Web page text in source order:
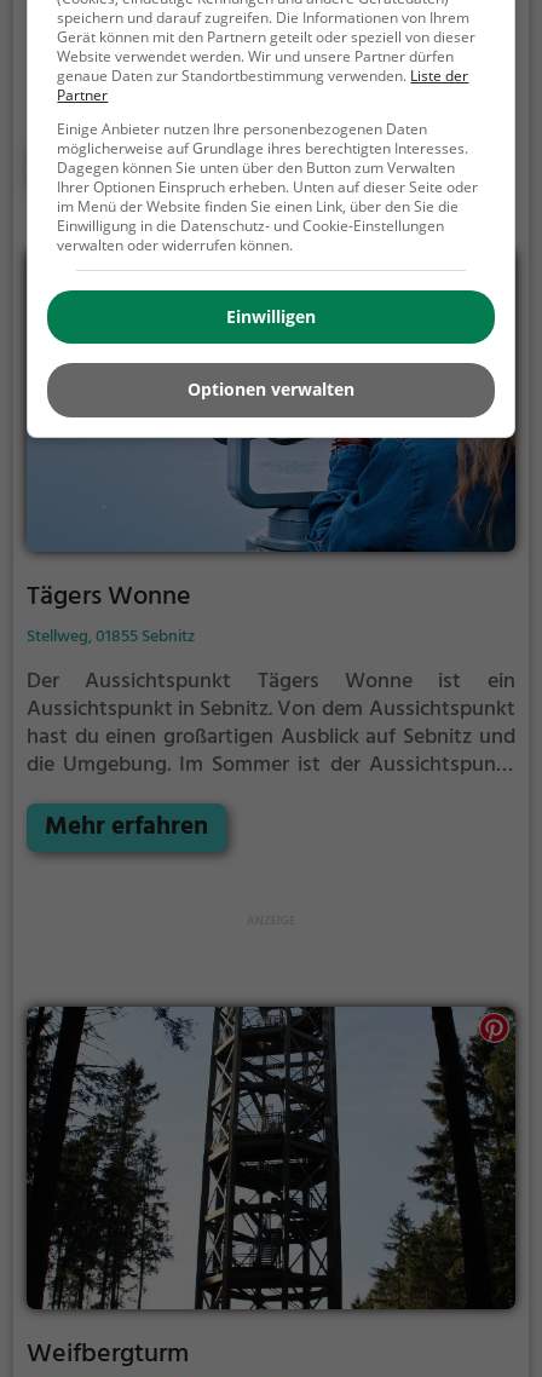
Der Aussichtspunkt Wüsterbe ist ein
Aussichtspunkt in Sebnitz.Von dem Aussichtspunkt
hast du einen großartigen Ausblick auf Sebnitz und
die Umgebung.
Wüsterbe ein schönes Ausflugsziel für
Familienausflüge, Wanderungen oder zum
Picknicken und lockt an warmen und sonnigen
Tagen viele Besucher aus der Region an.
Mehr erfahren
Tägers Wonne
Stellweg, 01855 Sebnitz
Der Aussichtspunkt Tägers Wonne ist ein
Aussichtspunkt in Sebnitz.Von dem Aussichtspunkt
hast du einen großartigen Ausblick auf Sebnitz und
die Umgebung. Im Sommer ist der Aussichtspunkt
Familienausflüge, Wanderungen oder zum
Picknicken und lockt an warmen und sonnigen
Mehr erfahren
Weifbergturm
speichern und darauf zugreifen. Die Informationen von Ihrem
Gerät können mit den Partnern geteilt oder speziell von dieser
Website verwendet werden. Wir und unsere Partner dürfen
genaue Daten zur Standortbestimmung verwenden. Liste der
Partner
Einige Anbieter nutzen Ihre personenbezogenen Daten
möglicherweise auf Grundlage ihres berechtigten Interesses.
Dagegen können Sie unten über den Button zum Verwalten
Ihrer Optionen Einspruch erheben. Unten auf dieser Seite oder
im Menü der Website finden Sie einen Link, über den Sie die
Einwilligung in die Datenschutz- und Cookie-Einstellungen
verwalten oder widerrufen können.
Einwilligen
Optionen verwalten